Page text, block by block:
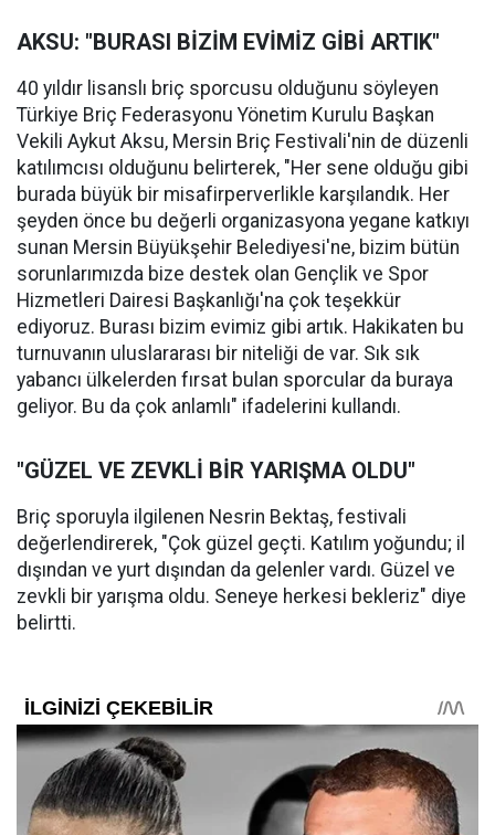
AKSU: "BURASI BİZİM EVİMİZ GİBİ ARTIK"
40 yıldır lisanslı briç sporcusu olduğunu söyleyen
Türkiye Briç Federasyonu Yönetim Kurulu Başkan
Vekili Aykut Aksu, Mersin Briç Festivali'nin de düzenli
katılımcısı olduğunu belirterek, "Her sene olduğu gibi
burada büyük bir misafirperverlikle karşılandık. Her
şeyden önce bu değerli organizasyona yegane katkıyı
sunan Mersin Büyükşehir Belediyesi'ne, bizim bütün
sorunlarımızda bize destek olan Gençlik ve Spor
Hizmetleri Dairesi Başkanlığı'na çok teşekkür
ediyoruz. Burası bizim evimiz gibi artık. Hakikaten bu
turnuvanın uluslararası bir niteliği de var. Sık sık
yabancı ülkelerden fırsat bulan sporcular da buraya
geliyor. Bu da çok anlamlı" ifadelerini kullandı.
"GÜZEL VE ZEVKLİ BİR YARIŞMA OLDU"
Briç sporuyla ilgilenen Nesrin Bektaş, festivali
değerlendirerek, "Çok güzel geçti. Katılım yoğundu; il
dışından ve yurt dışından da gelenler vardı. Güzel ve
zevkli bir yarışma oldu. Seneye herkesi bekleriz" diye
belirtti.